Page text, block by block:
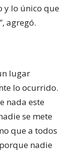
y lo único que
agregó.
lugar
lo ocurrido.
nada este
se mete
que a todos
nadie